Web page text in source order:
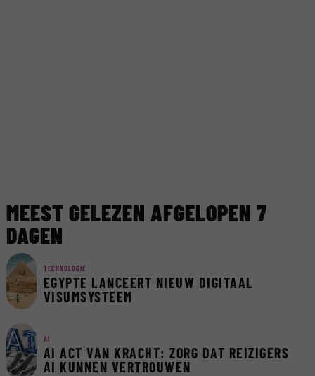
MEEST GELEZEN AFGELOPEN 7
DAGEN
TECHNOLOGIE
EGYPTE LANCEERT NIEUW DIGITAAL
VISUMSYSTEEM
AI
AI ACT VAN KRACHT: ZORG DAT REIZIGERS
AI KUNNEN VERTROUWEN